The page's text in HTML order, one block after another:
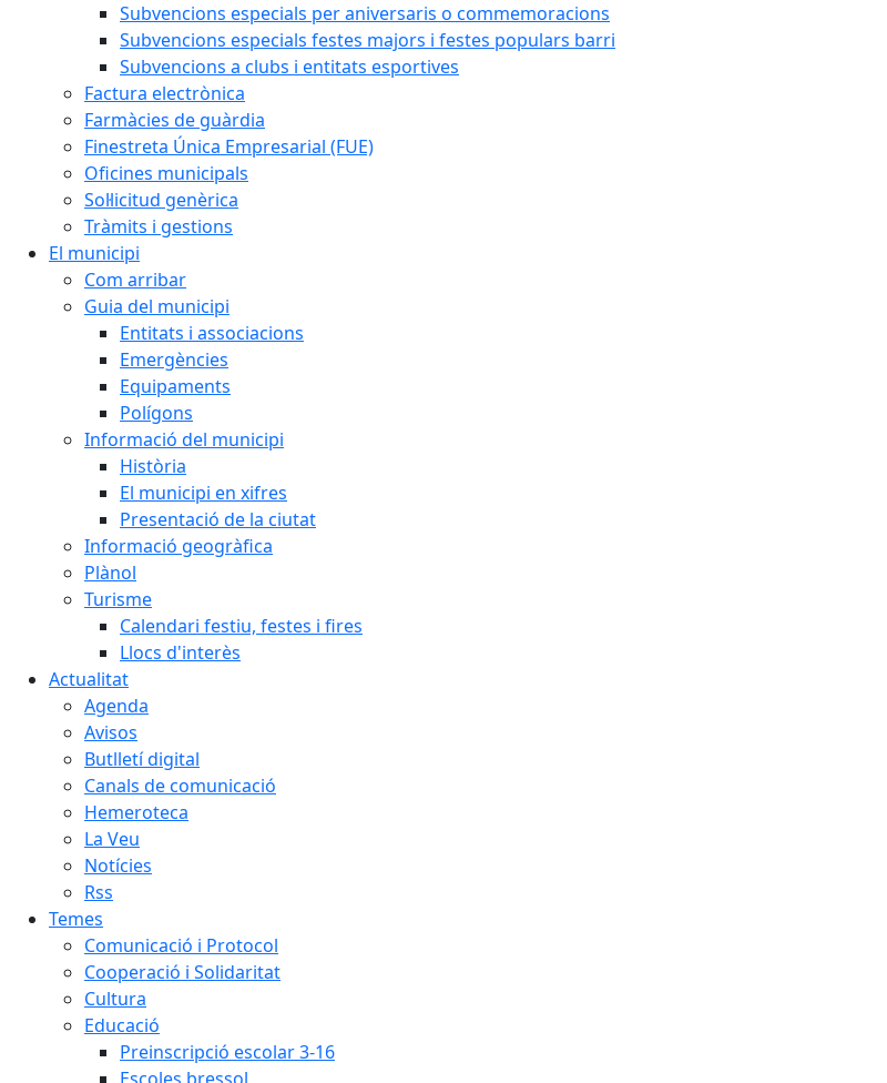
Subvencions especials per aniversaris o commemoracions
Subvencions especials festes majors i festes populars barri
Subvencions a clubs i entitats esportives
Factura electrònica
Farmàcies de guàrdia
Finestreta Única Empresarial (FUE)
Oficines municipals
Sol·licitud genèrica
Tràmits i gestions
El municipi
Com arribar
Guia del municipi
Entitats i associacions
Emergències
Equipaments
Polígons
Informació del municipi
Història
El municipi en xifres
Presentació de la ciutat
Informació geogràfica
Plànol
Turisme
Calendari festiu, festes i fires
Llocs d'interès
Actualitat
Agenda
Avisos
Butlletí digital
Canals de comunicació
Hemeroteca
La Veu
Notícies
Rss
Temes
Comunicació i Protocol
Cooperació i Solidaritat
Cultura
Educació
Preinscripció escolar 3-16